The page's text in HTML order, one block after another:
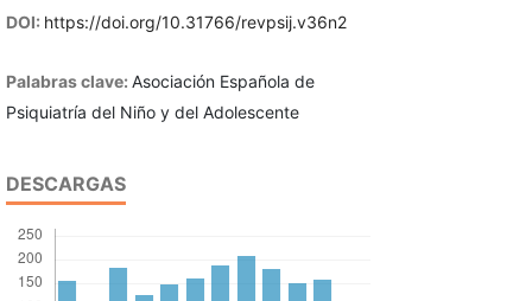
DOI: https://doi.org/10.31766/revpsij.v36n2
Palabras clave: Asociación Española de
Psiquiatría del Niño y del Adolescente
DESCARGAS